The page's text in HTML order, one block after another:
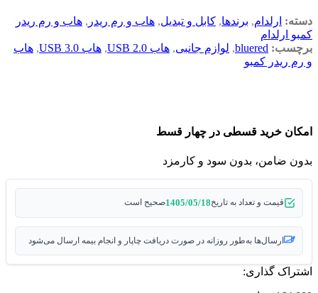
دسته: ارلدام, برندها, کابل و تبدیل, هاب و رم ریدر , هاب و رم ریدر
کمبو ارلدام
برچسب: bluered
, لوازم جانبی, هاب USB 2.0 , هاب USB 3.0 , هاب
و رم ریدر کمبو
امکان خرید قسطی در چهار قسط
بدون ضامن، بدون سود و کارمزد
قیمت و تعداد به تاریخ1405/05/18صحیح است
ارسال‌ها به‌طور روزانه در صورت دریافت چاپار و انجام بیمه ارسال می‌شود
اشتراک گذاری: